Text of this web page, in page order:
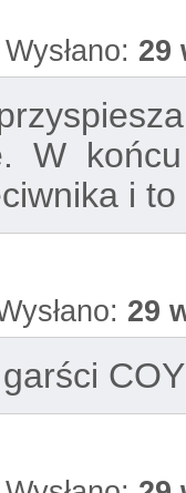
Wysłano: 29
W
i
29